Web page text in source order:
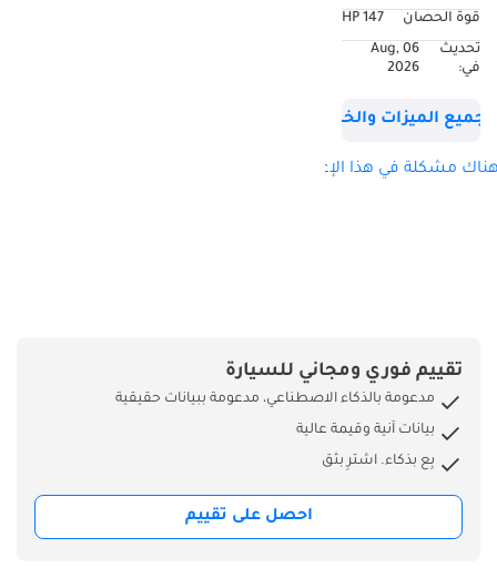
قماش ضبط المقعد
الأمامي: السائق: يدوي
الراكب: يدوي بأربعة
المعزز عمود التوجيه:
الزجاجات: 4 نظام
الإشعال: نوع دوار
تحديد وضع القيادة:
Eco + نظام دخول
مضاء كهربائيًا تكييف
الهواء: التحكم اليدوي
الأمامي التحكم اليدوي
قوة الحصان
147 HP
تحديث
في:
06 Aug,
2026
جميع الميزات والخصائص
مشكلة في هذا الإعلان؟
تقييم فوري ومجاني للسيارة
مدعومة بالذكاء الاصطناعي، مدعومة ببيانات حقيقية
بيانات آنية وقيمة عالية
بِع بذكاء. اشترِ بثق
احصل على تقييم